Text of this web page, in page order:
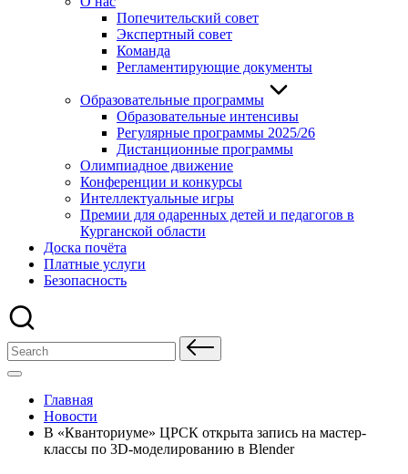
Попечительский совет
Экспертный совет
Команда
Регламентирующие документы
Образовательные программы
Образовательные интенсивы
Регулярные программы 2025/26
Дистанционные программы
Олимпиадное движение
Конференции и конкурсы
Интеллектуальные игры
Премии для одаренных детей и педагогов в
Курганской области
Доска почёта
Платные услуги
Безопасность
Search
for:
Главная
Новости
В «Кванториуме» ЦРСК открыта запись на мастер-
классы по 3D-моделированию в Blender